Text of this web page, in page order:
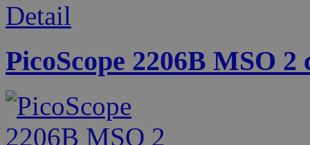
Detail
PicoScope 2206B MSO